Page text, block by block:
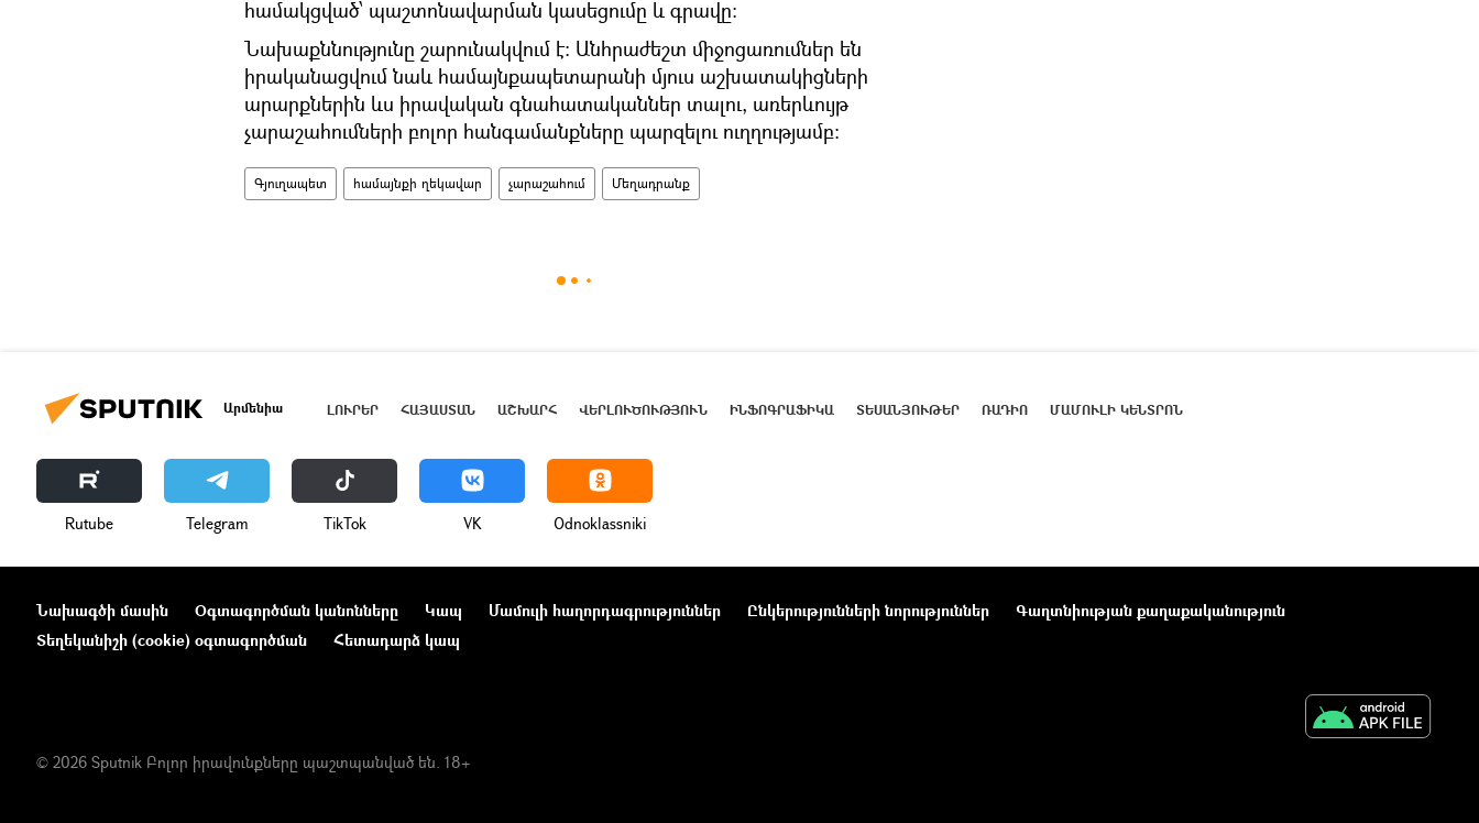
համակցված՝ պաշտոնավարման կասեցումը և գրավը։
Նախաքննությունը շարունակվում է: Անհրաժեշտ միջոցառումներ են
իրականացվում նաև համայնքապետարանի մյուս աշխատակիցների
արարքներին ևս իրավական գնահատականներ տալու, առերևույթ
չարաշահումների բոլոր հանգամանքները պարզելու ուղղությամբ։
Գյուղապետ համայնքի ղեկավար չարաշահում Մեղադրանք
Արմենիա ԼՈՒՐԵՐ ՀԱՅԱՍՏԱՆ ԱՇԽԱՐՀ ՎԵՐԼՈՒԾՈՒԹՅՈՒՆ ԻՆՖՈԳՐԱՖԻԿԱ ՏԵՍԱՆՅՈՒԹԵՐ ՌԱԴԻՈ ՄԱՄՈՒԼԻ ԿԵՆՏՐՈՆ
Rutube Telegram ТikТоk VK Odnoklassniki
Նախագծի մասին Օգտագործման կանոնները Կապ Մամուլի հաղորդագրություններ Ընկերությունների նորություններ
Գաղտնիության քաղաքականություն
Տեղեկանիշի (cookie) օգտագործման
Հետադարձ կապ
© 2026 Sputnik Բոլոր իրավունքները պաշտպանված են. 18+